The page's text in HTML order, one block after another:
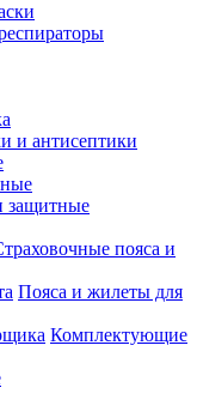
и антисептики
защитные
пояса и
Пояса и жилеты для
Комплектующие